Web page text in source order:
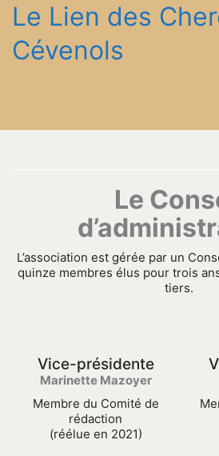
Le Lien des
Cévenols
Le
L’association est gérée par un
quinze membres élus pour trois
tiers.
Vice-présidente
Marinette Mazoyer
Membre du Comité de
rédaction
(réélue en 2021)